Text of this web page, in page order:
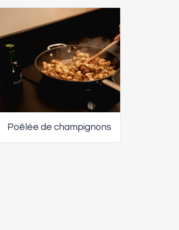
Poêlée de champignons